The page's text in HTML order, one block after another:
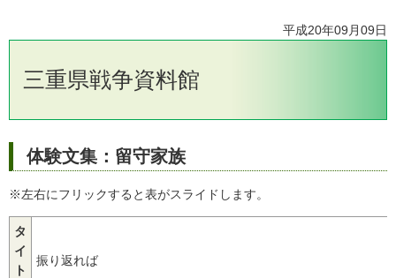
平成20年09月09日
三重県戦争資料館
体験文集：留守家族
※左右にフリックすると表がスライドします。
タ
イ
ト
振り返れば